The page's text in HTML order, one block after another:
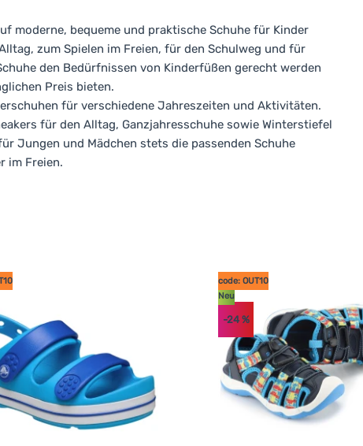
moderne, bequeme und praktische Schuhe für Kinder
zum Spielen im Freien, für den Schulweg und für
den Bedürfnissen von Kinderfüßen gerecht werden
Preis bieten.
für verschiedene Jahreszeiten und Aktivitäten.
für den Alltag, Ganzjahresschuhe sowie Winterstiefel
Jungen und Mädchen stets die passenden Schuhe
im Freien.
code: OUT10
Neu
-24%